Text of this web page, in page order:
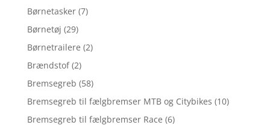
Børnetasker (7)
Børnetøj (29)
Børnetrailere (2)
Brændstof (2)
Bremsegreb (58)
Bremsegreb til fælgbremser MTB og Citybikes (10)
Bremsegreb til fælgbremser Race (6)